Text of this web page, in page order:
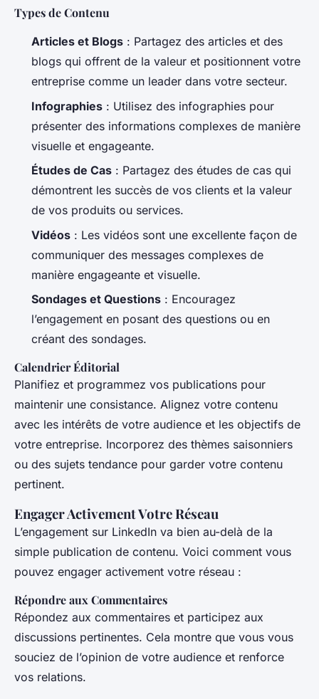
Types de Contenu
Articles et Blogs : Partagez des articles et des
blogs qui offrent de la valeur et positionnent votre
entreprise comme un leader dans votre secteur.
Infographies : Utilisez des infographies pour
présenter des informations complexes de manière
visuelle et engageante.
Études de Cas : Partagez des études de cas qui
démontrent les succès de vos clients et la valeur
de vos produits ou services.
Vidéos : Les vidéos sont une excellente façon de
communiquer des messages complexes de
manière engageante et visuelle.
Sondages et Questions : Encouragez
l’engagement en posant des questions ou en
créant des sondages.
Calendrier Éditorial
Planifiez et programmez vos publications pour
maintenir une consistance. Alignez votre contenu
avec les intérêts de votre audience et les objectifs de
votre entreprise. Incorporez des thèmes saisonniers
ou des sujets tendance pour garder votre contenu
pertinent.
Engager Activement Votre Réseau
L’engagement sur LinkedIn va bien au-delà de la
simple publication de contenu. Voici comment vous
pouvez engager activement votre réseau :
Répondre aux Commentaires
Répondez aux commentaires et participez aux
discussions pertinentes. Cela montre que vous vous
souciez de l’opinion de votre audience et renforce
vos relations.